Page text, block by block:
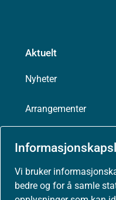
Vi bruker
bedre og for å samle
Aktuelt
Nyheter
Arrangementer
Presse